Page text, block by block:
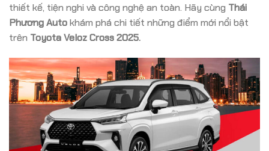
thiết kế, tiện nghi và công nghệ an toàn. Hãy cùng Thái
Phương Autokhám phá chi tiết những điểm mới nổi bật
trên Toyota Veloz Cross 2025.